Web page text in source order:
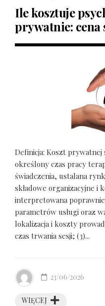
Ile kosztuje
prywatnie: cena
Definicja: Koszt prywatnej
określony czas pracy
świadczenia, ustalana
składowe organizacyjne i
interpretowana
parametrów usługi oraz
lokalizacja i koszty
czas trwania sesji; (3)...
WIĘCEJ
23/06/2026